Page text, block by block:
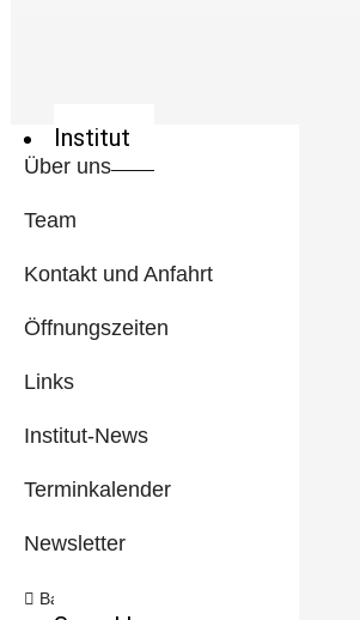
Institut
Über uns
Team
Kontakt und Anfahrt
Öffnungszeiten
Links
Institut-News
Terminkalender
Newsletter
Back